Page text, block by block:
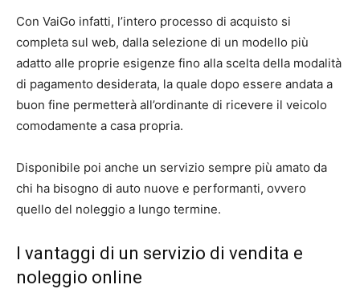
Con VaiGo infatti, l’intero processo di acquisto si
completa sul web, dalla selezione di un modello più
adatto alle proprie esigenze fino alla scelta della modalità
di pagamento desiderata, la quale dopo essere andata a
buon fine permetterà all’ordinante di ricevere il veicolo
comodamente a casa propria.
Disponibile poi anche un servizio sempre più amato da
chi ha bisogno di auto nuove e performanti, ovvero
quello del noleggio a lungo termine.
I vantaggi di un servizio di vendita e
noleggio online